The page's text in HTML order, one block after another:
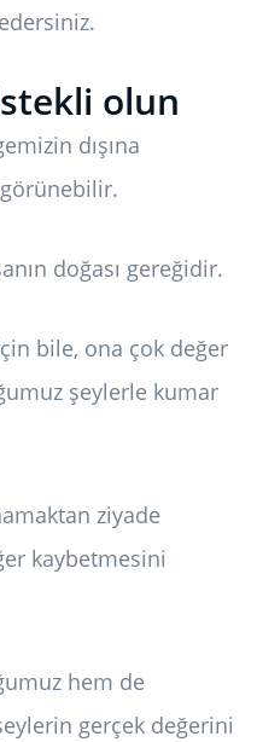
olun
dışına
doğası gereğidir.
bile, ona çok değer
şeylerle kumar
ziyade
kaybetmesini
hem de
gerçek değerini